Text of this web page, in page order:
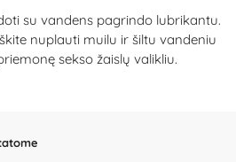
su vandens pagrindo lubrikantu.
nuplauti muilu ir šiltu vandeniu
sekso žaislų valikliu.